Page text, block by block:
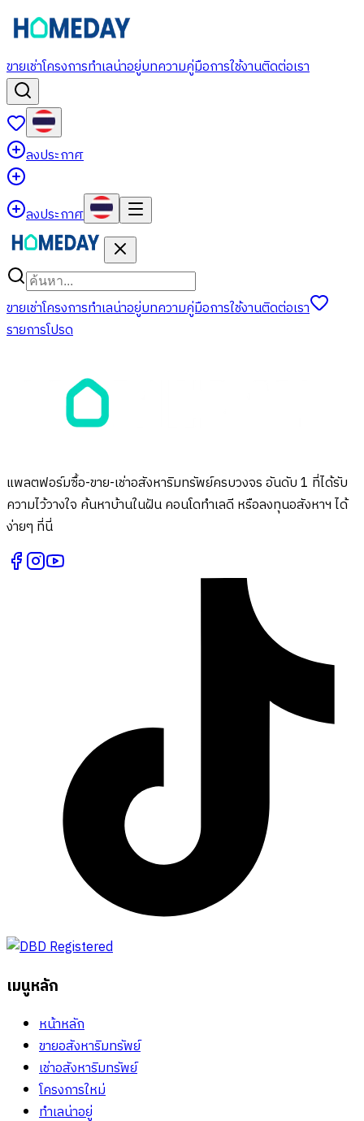
ขายเช่าโครงการทำเลน่าอยู่บทความคู่มือการใช้งานติดต่อเรา
ลงประกาศ
ลงประกาศ
ขายเช่าโครงการทำเลน่าอยู่บทความคู่มือการใช้งานติดต่อเรา
รายการโปรด
แพลตฟอร์มซื้อ-ขาย-เช่าอสังหาริมทรัพย์ครบวงจร อันดับ 1 ที่ได้รับ
ความไว้วางใจ ค้นหาบ้านในฝัน คอนโดทำเลดี หรือลงทุนอสังหาฯ ได้
ง่ายๆ ที่นี่
เมนูหลัก
หน้าหลัก
ขายอสังหาริมทรัพย์
เช่าอสังหาริมทรัพย์
โครงการใหม่
ทำเลน่าอยู่